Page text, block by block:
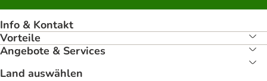
Info & Kontakt
Vorteile
Angebote & Services
Land auswählen